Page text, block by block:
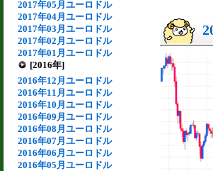
2017年05月ユーロドル
2017年04月ユーロドル
2017年03月ユーロドル
2017年02月ユーロドル
2017年01月ユーロドル
[2016年]
2016年12月ユーロドル
2016年11月ユーロドル
2016年10月ユーロドル
2016年09月ユーロドル
2016年08月ユーロドル
2016年07月ユーロドル
2016年06月ユーロドル
2016年05月ユーロドル